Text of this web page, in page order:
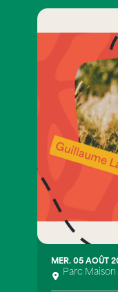
MER. 05 AOÛT
Parc